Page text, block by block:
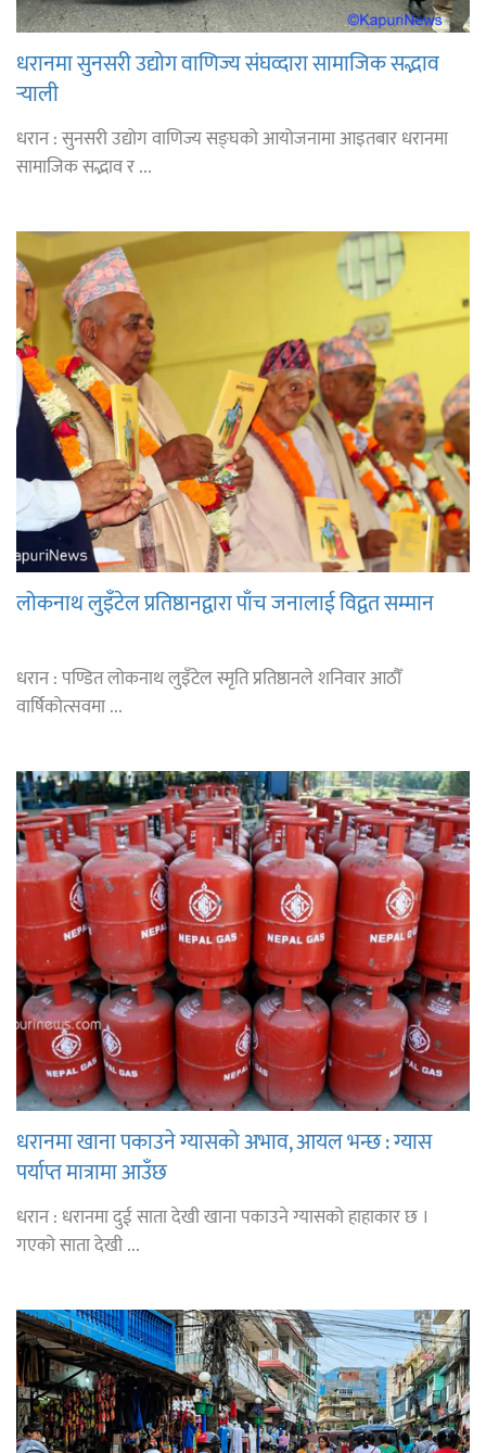
धरानमा सुनसरी उद्योग वाणिज्य संघव्दारा सामाजिक सद्भाव
र्‍याली
धरान : सुनसरी उद्योग वाणिज्य सङ्घको आयोजनामा आइतबार धरानमा
सामाजिक सद्भाव र ...
लोकनाथ लुइँटेल प्रतिष्ठानद्वारा पाँच जनालाई विद्वत सम्मान
धरान : पण्डित लोकनाथ लुइँटेल स्मृति प्रतिष्ठानले शनिवार आठौँ
वार्षिकोत्सवमा ...
धरानमा खाना पकाउने ग्यासको अभाव, आयल भन्छ : ग्यास
पर्याप्त मात्रामा आउँछ
धरान : धरानमा दुई साता देखी खाना पकाउने ग्यासको हाहाकार छ ।
गएको साता देखी ...